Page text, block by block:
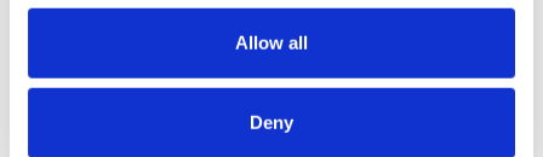
Allow all
Deny
社内外を問わず、人に熱意と情報を伝えて協力してもらうこ
と、すなわちプレゼン力は、最重要ビジネススキルです。しか
し、自分の思惑どおりに人を動かしたいと思うと、どうしても